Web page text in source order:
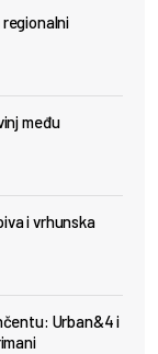
među
i vrhunska
Urban&4 i